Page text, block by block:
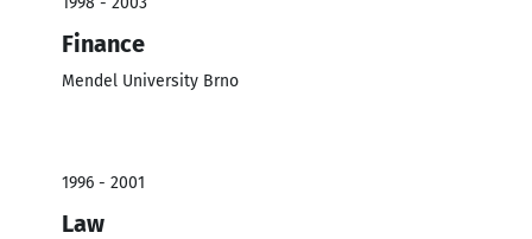
Finance
Mendel University Brno
1996 - 2001
Law